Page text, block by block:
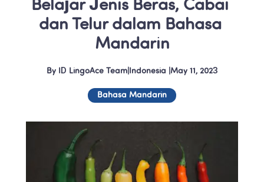
Belajar Jenis Beras, Cabai
dan Telur dalam Bahasa
Mandarin
By ID LingoAce Team| Indonesia May 11, 2023
Bahasa Mandarin